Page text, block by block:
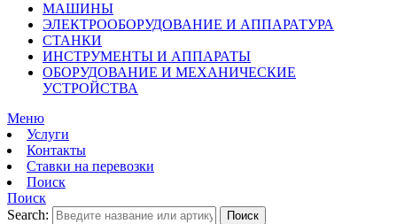
МАШИНЫ
ЭЛЕКТРООБОРУДОВАНИЕ И АППАРАТУРА
СТАНКИ
ИНСТРУМЕНТЫ И АППАРАТЫ
ОБОРУДОВАНИЕ И МЕХАНИЧЕСКИЕ
УСТРОЙСТВА
Меню
Услуги
Контакты
Ставки на перевозки
Поиск
Поиск
Search:
Поиск